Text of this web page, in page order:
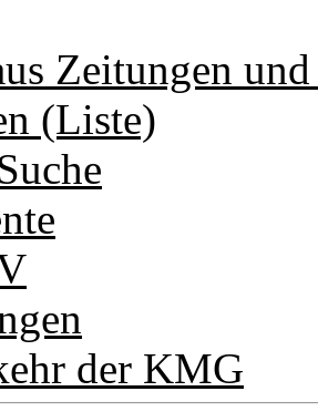
Zeitungen
(Liste)
der KMG